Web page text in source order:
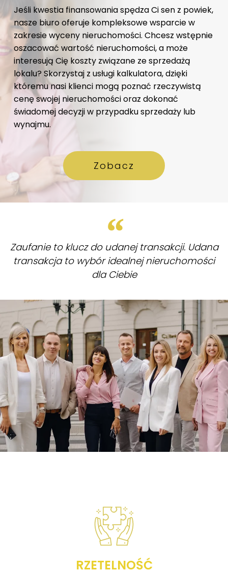
Jeśli kwestia finansowania spędza Ci sen z powiek,
nasze biuro oferuje kompleksowe wsparcie w
zakresie wyceny nieruchomości. Chcesz wstępnie
oszacować wartość nieruchomości, a może
interesują Cię koszty związane ze sprzedażą
lokalu? Skorzystaj z usługi kalkulatora, dzięki
któremu nasi klienci mogą poznać rzeczywistą
cenę swojej nieruchomości oraz dokonać
świadomej decyzji w przypadku sprzedaży lub
wynajmu.
Zobacz
Zaufanie to klucz do udanej transakcji. Udana
transakcja to wybór idealnej nieruchomości
dla Ciebie
RZETELNOŚĆ